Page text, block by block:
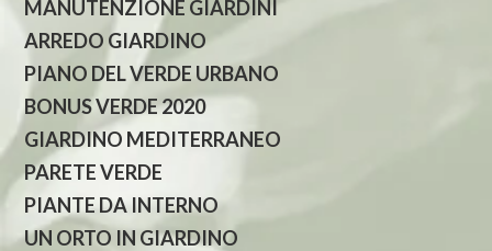
MANUTENZIONE GIARDINI
ARREDO GIARDINO
PIANO DEL VERDE URBANO
BONUS VERDE 2020
GIARDINO MEDITERRANEO
PARETE VERDE
PIANTE DA INTERNO
UN ORTO IN GIARDINO